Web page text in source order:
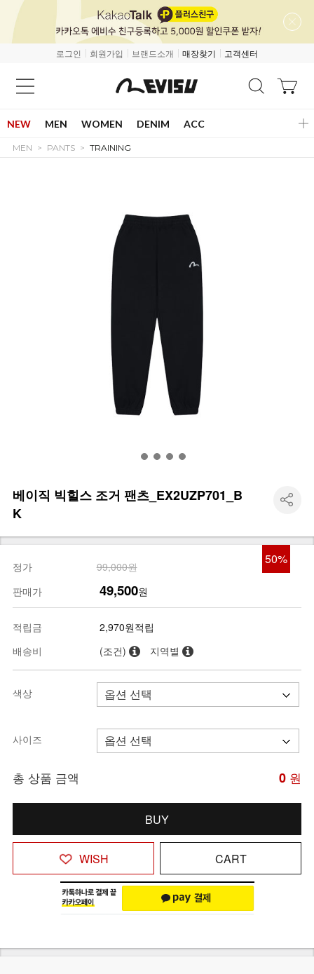
로그인 회원가입 브랜드소개 매장찾기 고객센터
NEW MEN WOMEN DENIM ACC
MEN PANTS TRAINING
베이직 빅힐스 조거 팬츠_EX2UZP701_B
K
50%
정가
99,000원
판매가
49,500원
적립금
2,970원적립
배송비
(조건) 지역별
색상
사이즈
총 상품 금액 0 원
BUY
WISH CART